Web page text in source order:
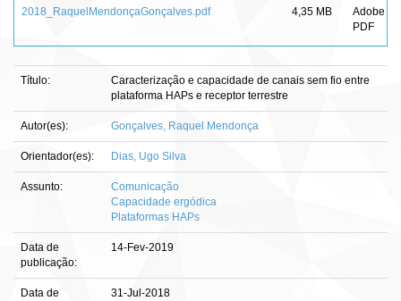
2018_RaquelMendonçaGonçalves.pdf 4,35 MB
Adobe
PDF
Título:
Caracterização e capacidade de canais sem fio entre
plataforma HAPs e receptor terrestre
Autor(es): Gonçalves, Raquel Mendonça
Orientador(es): Dias, Ugo Silva
Assunto:
Comunicação
Capacidade ergódica
Plataformas HAPs
Data de
publicação:
14-Fev-2019
Data de
31-Jul-2018